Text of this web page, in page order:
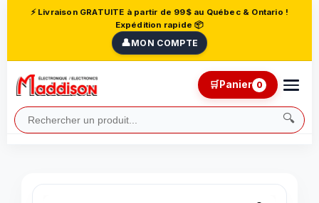
⚡ Livraison GRATUITE à partir de 99$ au Québec & Ontario !
Expédition rapide 📦
👤MON COMPTE
🔍
🛒Panier 0